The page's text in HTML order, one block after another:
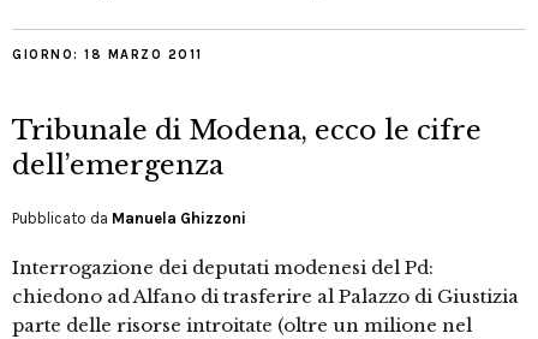
GIORNO: 18 MARZO 2011
Tribunale di Modena, ecco le cifre
dell’emergenza
Pubblicato da Manuela Ghizzoni
Interrogazione dei deputati modenesi del Pd:
chiedono ad Alfano di trasferire al Palazzo di Giustizia
parte delle risorse introitate (oltre un milione nel